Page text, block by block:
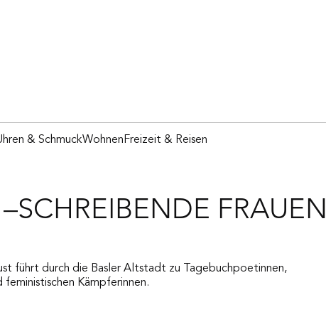
& SchmuckWohnenFreizeit & Reisen
FRAUEN
führt durch die Basler Altstadt zu Tagebuchpoetinnen,
Kämpferinnen.